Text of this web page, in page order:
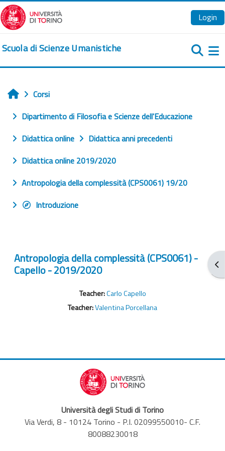
Vai al contenuto principale
Login
Scuola di Scienze Umanistiche
Home
Corsi
Dipartimento di Filosofia e Scienze dell'Educazione
Didattica online
Didattica anni precedenti
Didattica online 2019/2020
Antropologia della complessità (CPS0061) 19/20
Introduzione
Antropologia della complessità (CPS0061) -
Capello - 2019/2020
Teacher:Carlo Capello
Teacher:Valentina Porcellana
Università degli Studi di Torino
Via Verdi, 8 - 10124 Torino - P.I. 02099550010- C.F.
80088230018